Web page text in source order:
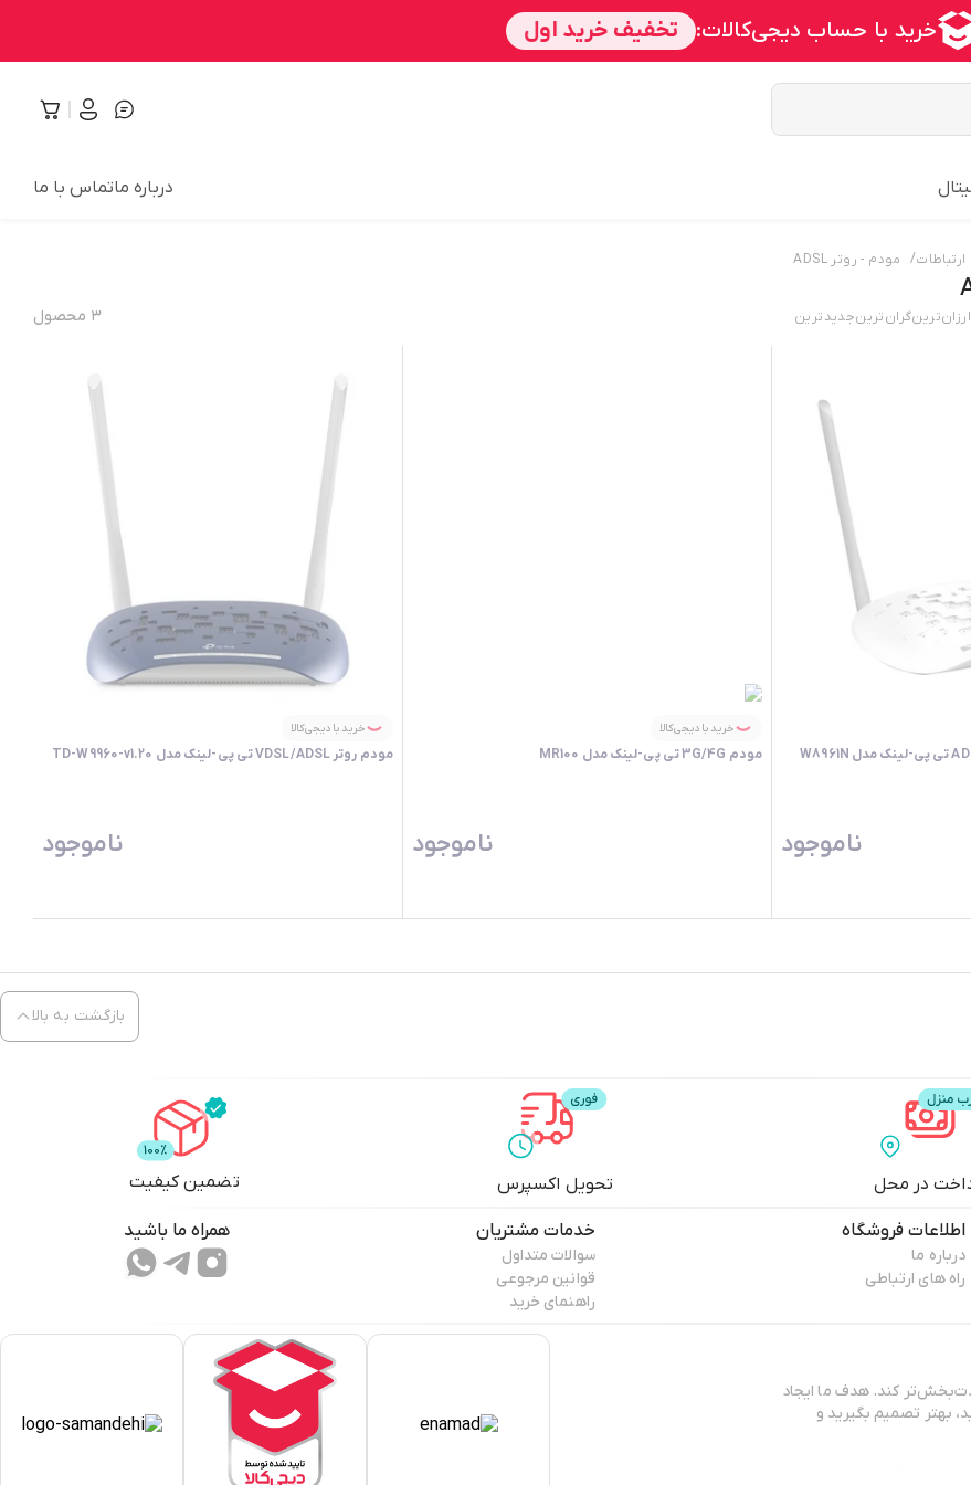
درباره ماتماس با ما
/ مودم - روتر ADSL
ارزان‌ترینگران‌ترینجدید‌ترین ۳ محصول
ناموجود
خرید با دیجی‌کالا
مودم 3G/4G تی پی-لینک مدل MR100
ناموجود
خرید با دیجی‌کالا
مودم روتر VDSL/ADSL تی پی-لینک مدل TD-W9960-v1.20
ناموجود
بازگشت به بالا
در محل تحویل اکسپرس تضمین کیفیت
اطلاعات فروشگاه
درباره ما
راه های ارتباطی
خدمات مشتریان
سوالات متداول
قوانین مرجوعی
راهنمای خرید
همراه ما باشید
لذت‌بخش‌تر کند. هدف ما ایجاد
بهتر تصمیم بگیرید و